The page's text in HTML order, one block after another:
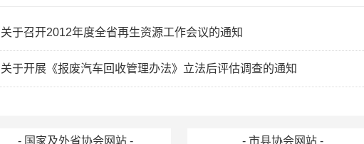
关于召开2012年度全省再生资源工作会议的通知
关于开展《报废汽车回收管理办法》立法后评估调查的通知
- 国家及外省协会网站 - - 市县协会网站 -